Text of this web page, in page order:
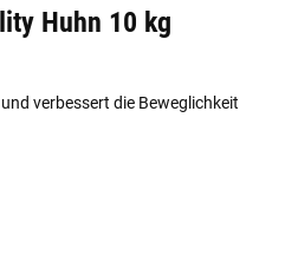
Huhn 10 kg
verbessert die Beweglichkeit